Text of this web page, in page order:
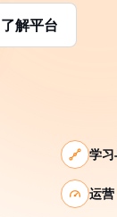
了解平台
学
运营